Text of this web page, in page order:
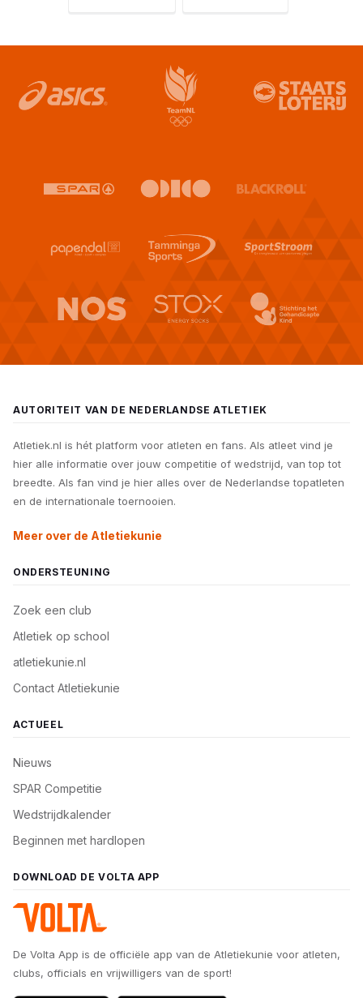
AUTORITEIT VAN DE NEDERLANDSE ATLETIEK
Atletiek.nl is hét platform voor atleten en fans. Als atleet vind je
hier alle informatie over jouw competitie of wedstrijd, van top tot
breedte. Als fan vind je hier alles over de Nederlandse topatleten
en de internationale toernooien.
Meer over de Atletiekunie
ONDERSTEUNING
Zoek een club
Atletiek op school
atletiekunie.nl
Contact Atletiekunie
ACTUEEL
Nieuws
SPAR Competitie
Wedstrijdkalender
Beginnen met hardlopen
DOWNLOAD DE VOLTA APP
De Volta App is de officiële app van de Atletiekunie voor atleten,
clubs, officials en vrijwilligers van de sport!